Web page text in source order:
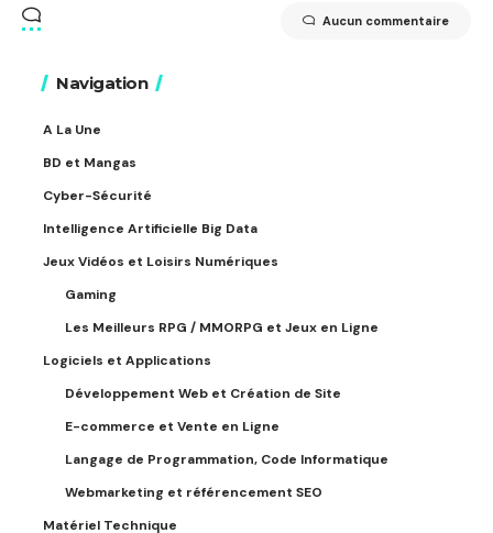
Aucun commentaire
Navigation
A La Une
BD et Mangas
Cyber-Sécurité
Intelligence Artificielle Big Data
Jeux Vidéos et Loisirs Numériques
Gaming
Les Meilleurs RPG / MMORPG et Jeux en Ligne
Logiciels et Applications
Développement Web et Création de Site
E-commerce et Vente en Ligne
Langage de Programmation, Code Informatique
Webmarketing et référencement SEO
Matériel Technique